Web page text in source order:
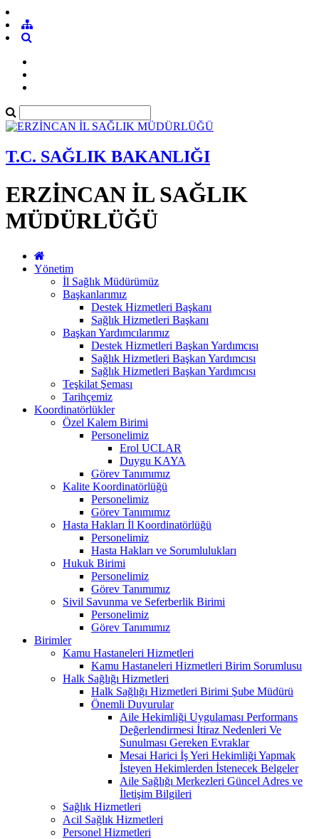
T.C. SAĞLIK BAKANLIĞI
ERZİNCAN İL SAĞLIK
MÜDÜRLÜĞÜ
Yönetim
İl Sağlık Müdürümüz
Başkanlarımız
Destek Hizmetleri Başkanı
Sağlık Hizmetleri Başkanı
Başkan Yardımcılarımız
Destek Hizmetleri Başkan Yardımcısı
Sağlık Hizmetleri Başkan Yardımcısı
Sağlık Hizmetleri Başkan Yardımcısı
Teşkilat Şeması
Tarihçemiz
Koordinatörlükler
Özel Kalem Birimi
Personelimiz
Erol UCLAR
Duygu KAYA
Görev Tanımımız
Kalite Koordinatörlüğü
Personelimiz
Görev Tanımımız
Hasta Hakları İl Koordinatörlüğü
Personelimiz
Hasta Hakları ve Sorumlulukları
Hukuk Birimi
Personelimiz
Görev Tanımımız
Sivil Savunma ve Seferberlik Birimi
Personelimiz
Görev Tanımımız
Birimler
Kamu Hastaneleri Hizmetleri
Kamu Hastaneleri Hizmetleri Birim Sorumlusu
Halk Sağlığı Hizmetleri
Halk Sağlığı Hizmetleri Birimi Şube Müdürü
Önemli Duyurular
Aile Hekimliği Uygulaması Performans
Değerlendirmesi İtiraz Nedenleri Ve
Sunulması Gereken Evraklar
Mesai Harici İş Yeri Hekimliği Yapmak
İsteyen Hekimlerden İstenecek Belgeler
Aile Sağlığı Merkezleri Güncel Adres ve
İletişim Bilgileri
Sağlık Hizmetleri
Acil Sağlık Hizmetleri
Personel Hizmetleri